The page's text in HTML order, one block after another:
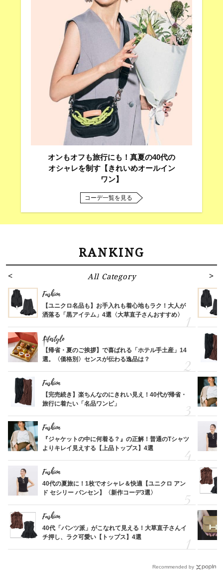
オンもオフも旅行にも！真夏の40代の
オシャレを制す【きれいめオールイン
ワン】
コーデ一覧を見る
RANKING
All Category
Fashion
【ユニクロ名品も】お手入れも着心地もラク！大人が
洒落る「黒アイテム」4選〈大草直子さんおすすめ〉
Lifestyle
【帰省・夏のご挨拶】で喜ばれる「ホテル手土産」14
選。〈価格別〉センスが伝わる逸品は？
Fashion
【完売続き】楽ちんなのにきれい見え！40代が帰省・
旅行に着たい「名品ワンピ」
Fashion
『ジャケットの中に何着る？』の正解！普通のTシャツ
よりキレイ見えする【上品トップス】4選
Fashion
40代の夏旅に！1枚でオシャレ＆快適【ユニクロ アン
ド セシリー バンセン】〈新作コーデ3選〉
Fashion
40代「パンツ派」がこなれて見える！大草直子さんイ
チ押し、ラク可愛い【トップス】4選
Recommended by